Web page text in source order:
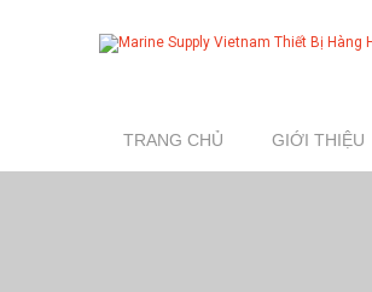
TRANG CHỦ GIỚI THIỆU